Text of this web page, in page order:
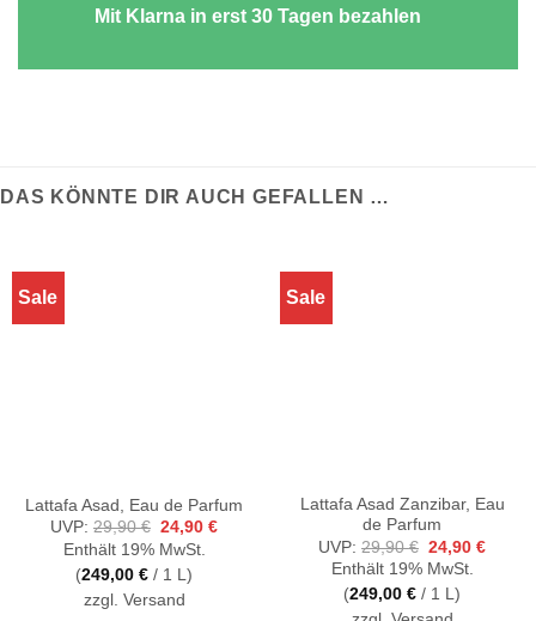
Mit Klarna in erst 30 Tagen bezahlen
DAS KÖNNTE DIR AUCH GEFALLEN …
Sale
Lattafa Asad, Eau de Parfum
UVP: 29,90€ Ursprünglicher
Preis
war:
29,90 €
24,90€Aktueller
Enthält 19% MwSt.
(249,00 € / 1 L)
zzgl. Versand
Sale
Lattafa Asad Zanzibar, Eau
de Parfum
UVP: 29,90€
Preis
war:
29,90 €
24,90€
Enthält 19% MwSt.
(249,00 € / 1 L)